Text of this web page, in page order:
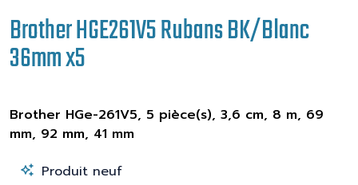
Brother HGE261V5 Rubans BK/Blanc
36mm x5
Brother HGe-261V5, 5 pièce(s), 3,6 cm, 8 m, 69
mm, 92 mm, 41 mm
Produit neuf